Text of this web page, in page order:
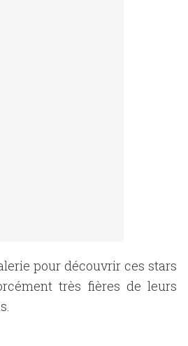
pour découvrir ces stars
très fières de leurs